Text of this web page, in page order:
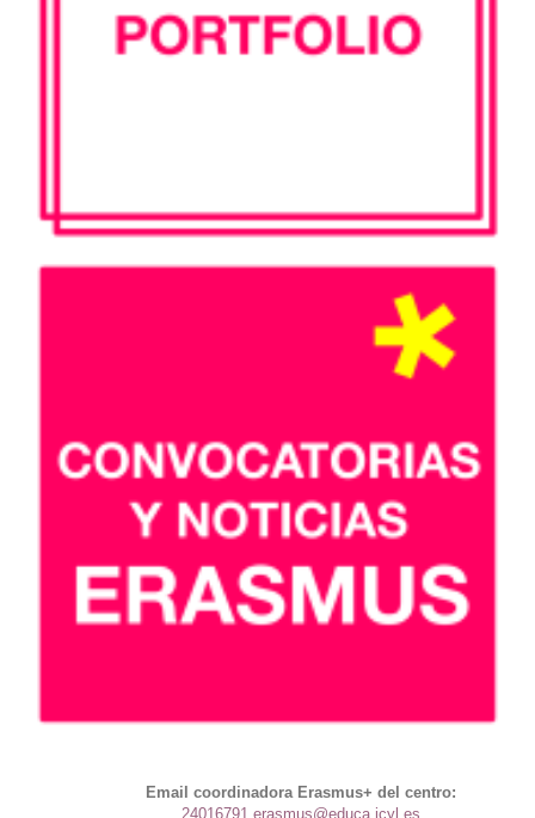
Email coordinadora Erasmus+ del centro:
24016791.erasmus@educa.jcyl.es